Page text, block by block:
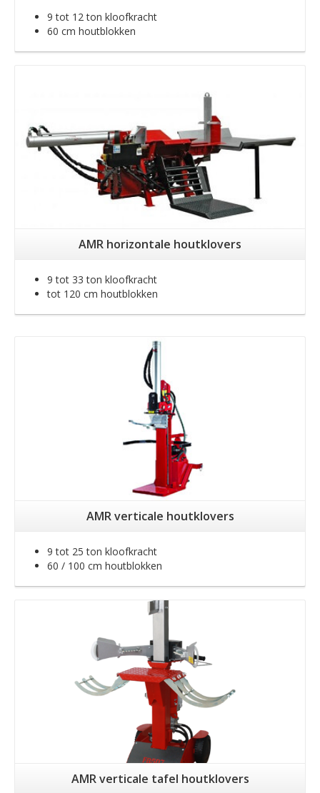
9 tot 12 ton kloofkracht
60 cm houtblokken
AMR horizontale houtklovers
9 tot 33 ton kloofkracht
tot 120 cm houtblokken
Meer info
AMR verticale houtklovers
9 tot 25 ton kloofkracht
60 / 100 cm houtblokken
AMR verticale tafel houtklovers